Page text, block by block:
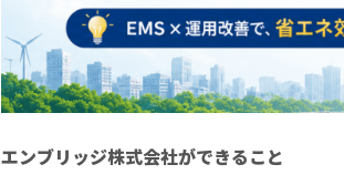
エンブリッジ株式会社ができること